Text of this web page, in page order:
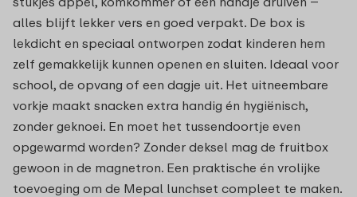
alles blijft lekker vers en goed verpakt. De box is
lekdicht en speciaal ontworpen zodat kinderen hem
zelf gemakkelijk kunnen openen en sluiten. Ideaal voor
school, de opvang of een dagje uit. Het uitneembare
vorkje maakt snacken extra handig én hygiënisch,
zonder geknoei. En moet het tussendoortje even
opgewarmd worden? Zonder deksel mag de fruitbox
gewoon in de magnetron. Een praktische én vrolijke
toevoeging om de Mepal lunchset compleet te maken.